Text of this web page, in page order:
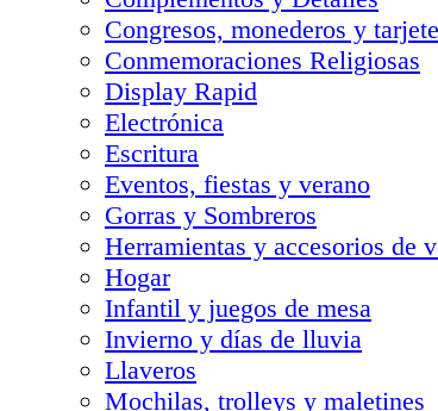
Congresos, monederos y
Conmemoraciones Religiosas
Display Rapid
Electrónica
Escritura
Eventos, fiestas y verano
Gorras y Sombreros
Herramientas y accesorios de
Hogar
Infantil y juegos de mesa
Invierno y días de lluvia
Llaveros
Mochilas, trolleys y maletines